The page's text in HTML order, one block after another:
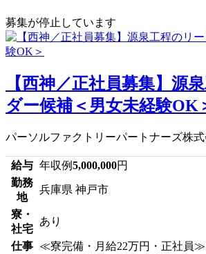
募集が停止しています
【西神／正社員募集】源
ダー候補＜男女未経験OK
パーソルファクトリーパートナーズ株
給与 年収例5,000,000円
勤務
地
兵庫県 神戸市
寮・
社宅
あり
仕事 ≪寮完備・月給22万円・正社員